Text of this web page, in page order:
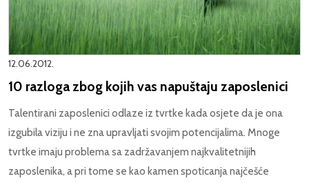
12.06.2012.
10 razloga zbog kojih vas napuštaju zaposlenici
Talentirani zaposlenici odlaze iz tvrtke kada osjete da je ona
izgubila viziju i ne zna upravljati svojim potencijalima. Mnoge
tvrtke imaju problema sa zadržavanjem najkvalitetnijih
zaposlenika, a pri tome se kao kamen spoticanja najčešće